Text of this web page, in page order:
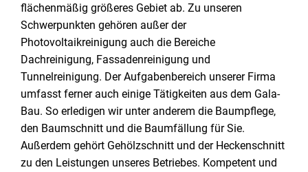
flächenmäßig größeres Gebiet ab. Zu unseren
Schwerpunkten gehören außer der
Photovoltaikreinigung auch die Bereiche
Dachreinigung, Fassadenreinigung und
Tunnelreinigung. Der Aufgabenbereich unserer Firma
umfasst ferner auch einige Tätigkeiten aus dem Gala-
Bau. So erledigen wir unter anderem die Baumpflege,
den Baumschnitt und die Baumfällung für Sie.
Außerdem gehört Gehölzschnitt und der Heckenschnitt
zu den Leistungen unseres Betriebes. Kompetent und